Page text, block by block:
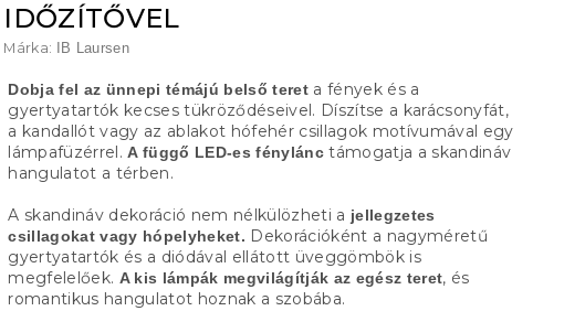
IDŐZÍTŐVEL
Márka: IB Laursen
Dobja fel az ünnepi témájú belső teret a fények és a
gyertyatartók kecses tükröződéseivel. Díszítse a karácsonyfát,
a kandallót vagy az ablakot hófehér csillagok motívumával egy
lámpafüzérrel.A függő LED-es fénylánc támogatja a skandináv
hangulatot a térben.
A skandináv dekoráció nem nélkülözheti a jellegzetes
csillagokat vagy hópelyheket. Dekorációként a nagyméretű
gyertyatartók és a diódával ellátott üveggömbök is
megfelelőek. A kis lámpák megvilágítják az egész teret, és
romantikus hangulatot hoznak a szobába.